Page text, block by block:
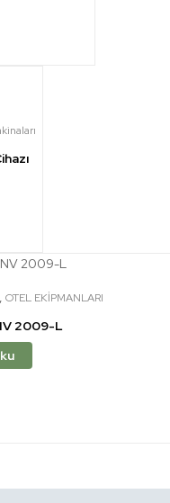
, OTEL EKİPMANLARI
2009-L